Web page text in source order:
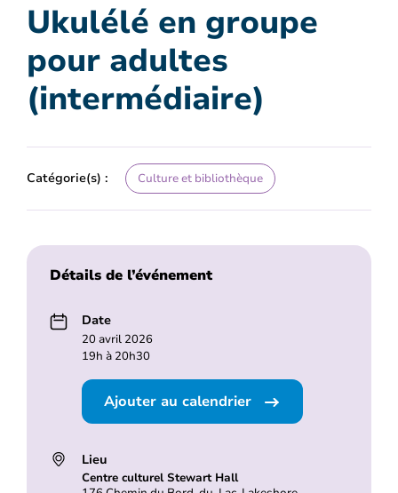
Ukulélé en groupe
pour adultes
(intermédiaire)
Catégorie(s) : Culture et bibliothèque
Détails de l’événement
Date
20 avril 2026
19h à 20h30
Ajouter au calendrier
Lieu
Centre culturel Stewart Hall